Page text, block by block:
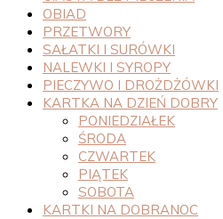
OBIAD
PRZETWORY
SAŁATKI I SURÓWKI
NALEWKI I SYROPY
PIECZYWO I DROŻDŻÓWKI
KARTKA NA DZIEŃ DOBRY
PONIEDZIAŁEK
ŚRODA
CZWARTEK
PIĄTEK
SOBOTA
KARTKI NA DOBRANOC